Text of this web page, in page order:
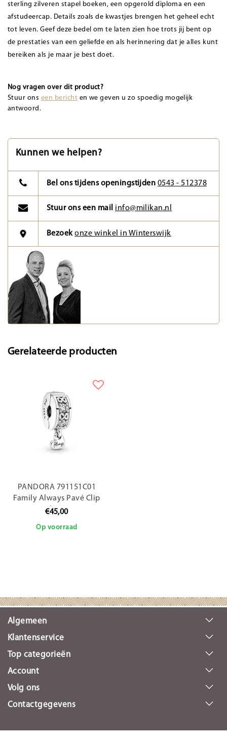
sterling zilveren stapel boeken, een opgerold diploma en een
afstudeercap. Details zoals de kwastjes brengen het geheel echt
tot leven. Geef deze bedel om te laten zien hoe trots jij bent op
de prestaties van een geliefde en als herinnering dat je alles kunt
bereiken als je maar je best doet.
Nog vragen over dit product?
Stuur ons een bericht en we geven u zo spoedig mogelijk
antwoord.
Kunnen we helpen?
Bel ons tijdens openingstijden 0543 - 512378
Stuur ons een mail info@milikan.nl
Bezoekonze winkel in Winterswijk
Gerelateerde producten
PANDORA 791151C01
Family Always Pavé Clip
Charm
€45,00
Op voorraad
Algemeen
Klantenservice
Top categorieën
Account
Volg ons
Contactgegevens